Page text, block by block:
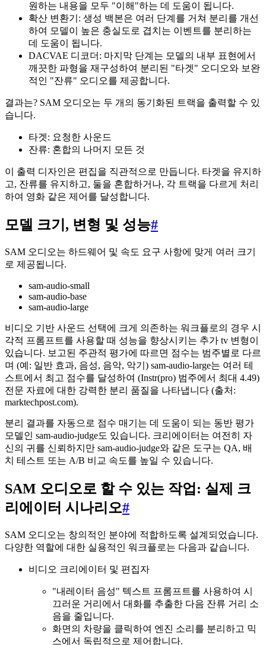
원하는 내용을 모두 "이해"하는 데 도움이 됩니다.
확산 변환기: 생성 백본은 여러 단계를 거쳐 분리를 개선
하여 모델이 높은 충실도로 겹치는 이벤트를 분리하는
데 도움이 됩니다.
DACVAE 디코더: 마지막 단계는 모델의 내부 표현에서
깨끗한 파형을 재구성하여 분리된 "타겟" 오디오와 보완
적인 "잔류" 오디오를 제공합니다.
결과는? SAM 오디오는 두 개의 동기화된 트랙을 출력할 수 있
습니다.
타겟: 요청한 사운드
잔류: 혼합의 나머지 모든 것
이 출력 디자인은 편집을 직관적으로 만듭니다. 타겟을 유지하
고, 잔류를 유지하고, 둘을 혼합하거나, 각 트랙을 다르게 처리
하여 영화 같은 제어를 달성합니다.
모델 크기, 변형 및 성능#
SAM 오디오는 하드웨어 및 속도 요구 사항에 맞게 여러 크기
로 제공됩니다.
sam-audio-small
sam-audio-base
sam-audio-large
비디오 기반 사운드 선택에 크게 의존하는 워크플로의 경우 시
각적 프롬프트를 사용할 때 성능을 향상시키는 추가 tv 변형이
있습니다. 보고된 주관적 평가에 따르면 점수는 범주별로 다르
며 (예: 일반 효과, 음성, 음악, 악기) sam-audio-large는 여러 테
스트에서 최고 점수를 달성하여 (Instr(pro) 범주에서 최대 4.49)
전문 자료에 대한 강력한 분리 품질을 나타냅니다 (출처:
marktechpost.com).
분리 결과를 자동으로 점수 매기는 데 도움이 되는 동반 평가
모델인 sam-audio-judge도 있습니다. 크리에이터는 여전히 자
신의 귀를 신뢰하지만 sam-audio-judge와 같은 도구는 QA, 배
치 테스트 또는 A/B 비교 속도를 높일 수 있습니다.
SAM 오디오로 할 수 있는 작업: 실제 크
리에이터 시나리오#
SAM 오디오는 창의적인 분야에 적합하도록 설계되었습니다.
다양한 역할에 대한 실용적인 워크플로는 다음과 같습니다.
비디오 크리에이터 및 편집자
"내레이터 음성" 텍스트 프롬프트를 사용하여 시
끄러운 거리에서 대화를 추출한 다음 잔류 거리 소
음을 줄입니다.
화면의 차량을 클릭하여 엔진 소리를 분리하고 믹
스에서 독립적으로 제어합니다.